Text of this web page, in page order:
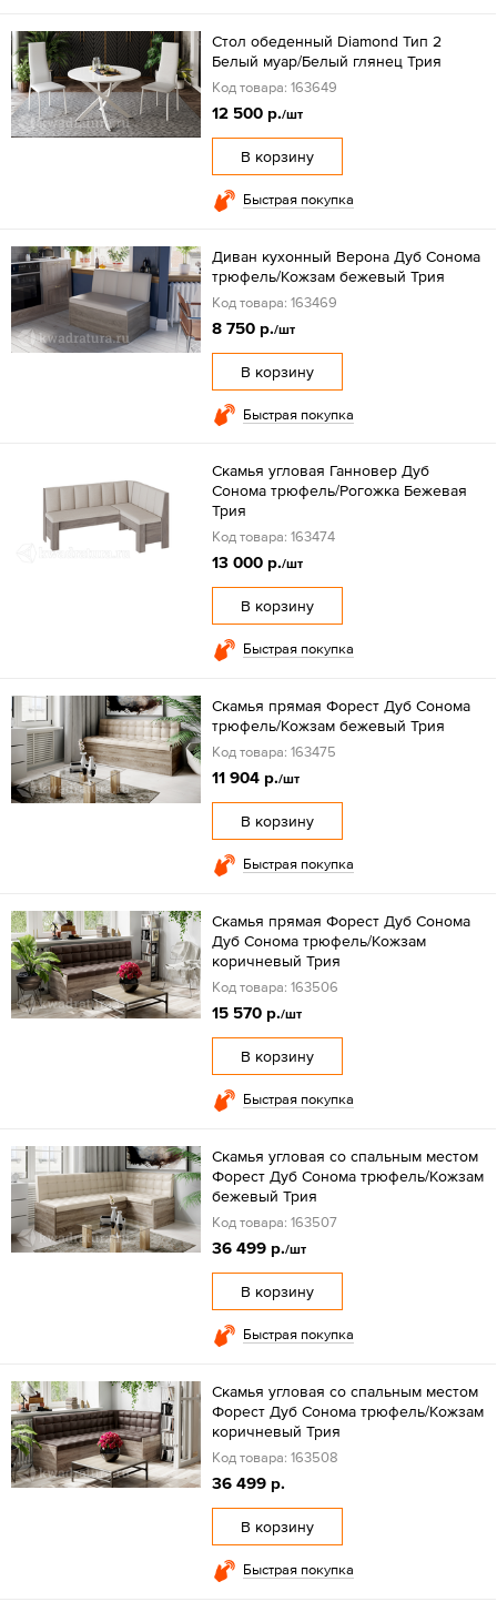
Стол обеденный Diamond Тип 2
Белый муар/Белый глянец Трия
Код товара: 163649
12 500 р./шт
В корзину
Быстрая покупка
Диван кухонный Верона Дуб Сонома
трюфель/Кожзам бежевый Трия
Код товара: 163469
8 750 р./шт
В корзину
Быстрая покупка
Скамья угловая Ганновер Дуб
Сонома трюфель/Рогожка Бежевая
Трия
Код товара: 163474
13 000 р./шт
В корзину
Быстрая покупка
Скамья прямая Форест Дуб Сонома
трюфель/Кожзам бежевый Трия
Код товара: 163475
11 904 р./шт
В корзину
Быстрая покупка
Скамья прямая Форест Дуб Сонома
Дуб Сонома трюфель/Кожзам
коричневый Трия
Код товара: 163506
15 570 р./шт
В корзину
Быстрая покупка
Скамья угловая со спальным местом
Форест Дуб Сонома трюфель/Кожзам
бежевый Трия
Код товара: 163507
36 499 р./шт
В корзину
Быстрая покупка
Скамья угловая со спальным местом
Форест Дуб Сонома трюфель/Кожзам
коричневый Трия
Код товара: 163508
36 499 р.
В корзину
Быстрая покупка